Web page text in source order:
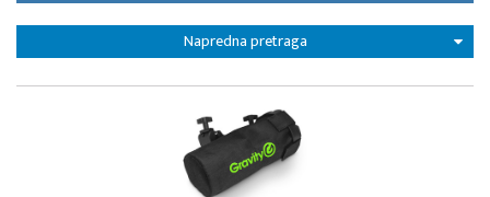
Napredna pretraga